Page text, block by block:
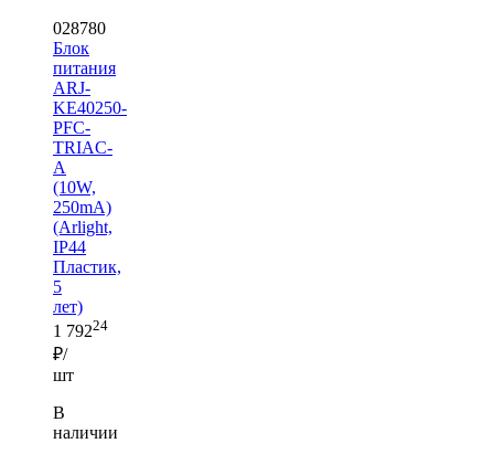
028780
Блок
питания
ARJ-
KE40250-
PFC-
TRIAC-
A
(10W,
250mA)
(Arlight,
IP44
Пластик,
5
лет)
1 79224
₽/
шт
В
наличии